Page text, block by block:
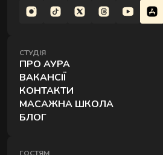
СТУДІЯ
ПРО АУРА
ВАКАНСІЇ
КОНТАКТИ
МАСАЖНА ШКОЛА
БЛОГ
ГОСТЯМ